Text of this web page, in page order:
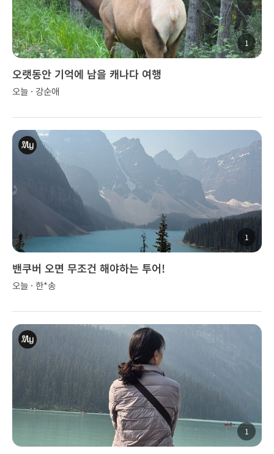
1
오랫동안 기억에 남을 캐나다 여행
오늘 · 강순애
1
밴쿠버 오면 무조건 해야하는 투어!
오늘 · 한*송
1